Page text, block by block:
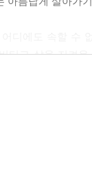
도 북한산에서
해요. 아까부터 성
투로) 아줌마, 저
티고 삶을 지켜
쥐는 유머를 선사
에 초청되었고,
야 했던 무수한
2018년 공연차
만남을 기약했